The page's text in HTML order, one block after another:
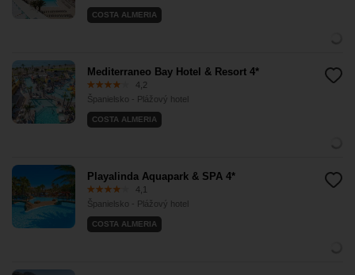
COSTA ALMERIA
Mediterraneo Bay Hotel & Resort 4*
4,2
Španielsko - Plážový hotel
COSTA ALMERIA
Playalinda Aquapark & SPA 4*
4,1
Španielsko - Plážový hotel
COSTA ALMERIA